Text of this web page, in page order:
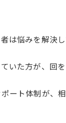
は悩みを解決
いた方が、回
ート体制が、